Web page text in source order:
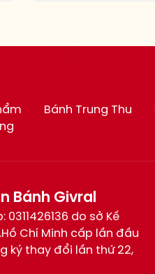
Bánh Trung Thu
Bánh Givral
do sở Kế
Chí Minh cấp lần đầu
ký thay đổi lần thứ 22,